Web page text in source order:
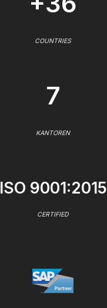
COUNTRIES
7
KANTOREN
ISO 9001:2015
CERTIFIED